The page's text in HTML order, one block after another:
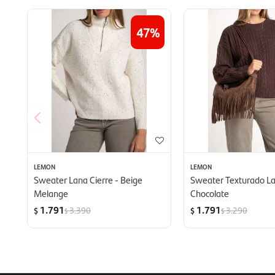
47
LEMON
Sweater Lana Cierre - Beige
Melange
$ 1.791$3.390
LEMON
Sweater Texturado
Chocolate
$ 1.791$3.290